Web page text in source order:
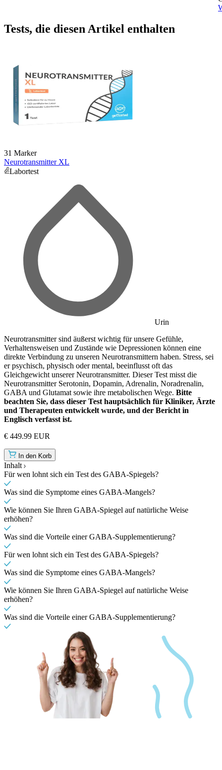
Tests, die diesen Artikel enthalten
31 Marker
Neurotransmitter XL
Labortest
Urin
Neurotransmitter sind äußerst wichtig für unsere Gefühle,
Verhaltensweisen und Zustände wie Depressionen können eine
direkte Verbindung zu unseren Neurotransmittern haben. Stress, sei
er psychisch, physisch oder mental, beeinflusst oft das
Gleichgewicht unserer Neurotransmitter. Dieser Test misst die
Neurotransmitter Serotonin, Dopamin, Adrenalin, Noradrenalin,
GABA und Glutamat sowie ihre metabolischen Wege. Bitte
beachten Sie, dass dieser Test hauptsächlich für Kliniker, Ärzte
und Therapeuten entwickelt wurde, und der Bericht in
Englisch verfasst ist.
€ 449.99 EUR
In den Korb
Inhalt
Für wen lohnt sich ein Test des GABA-Spiegels?
Was sind die Symptome eines GABA-Mangels?
Wie können Sie Ihren GABA-Spiegel auf natürliche Weise
erhöhen?
Was sind die Vorteile einer GABA-Supplementierung?
Für wen lohnt sich ein Test des GABA-Spiegels?
Was sind die Symptome eines GABA-Mangels?
Wie können Sie Ihren GABA-Spiegel auf natürliche Weise
erhöhen?
Was sind die Vorteile einer GABA-Supplementierung?